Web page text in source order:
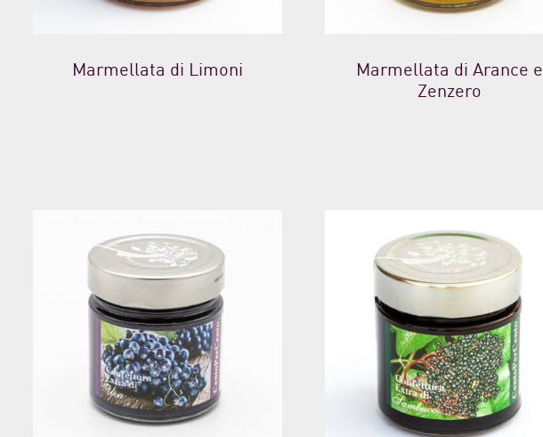
Marmellata di Limoni
Marmellata di Arance e
Zenzero